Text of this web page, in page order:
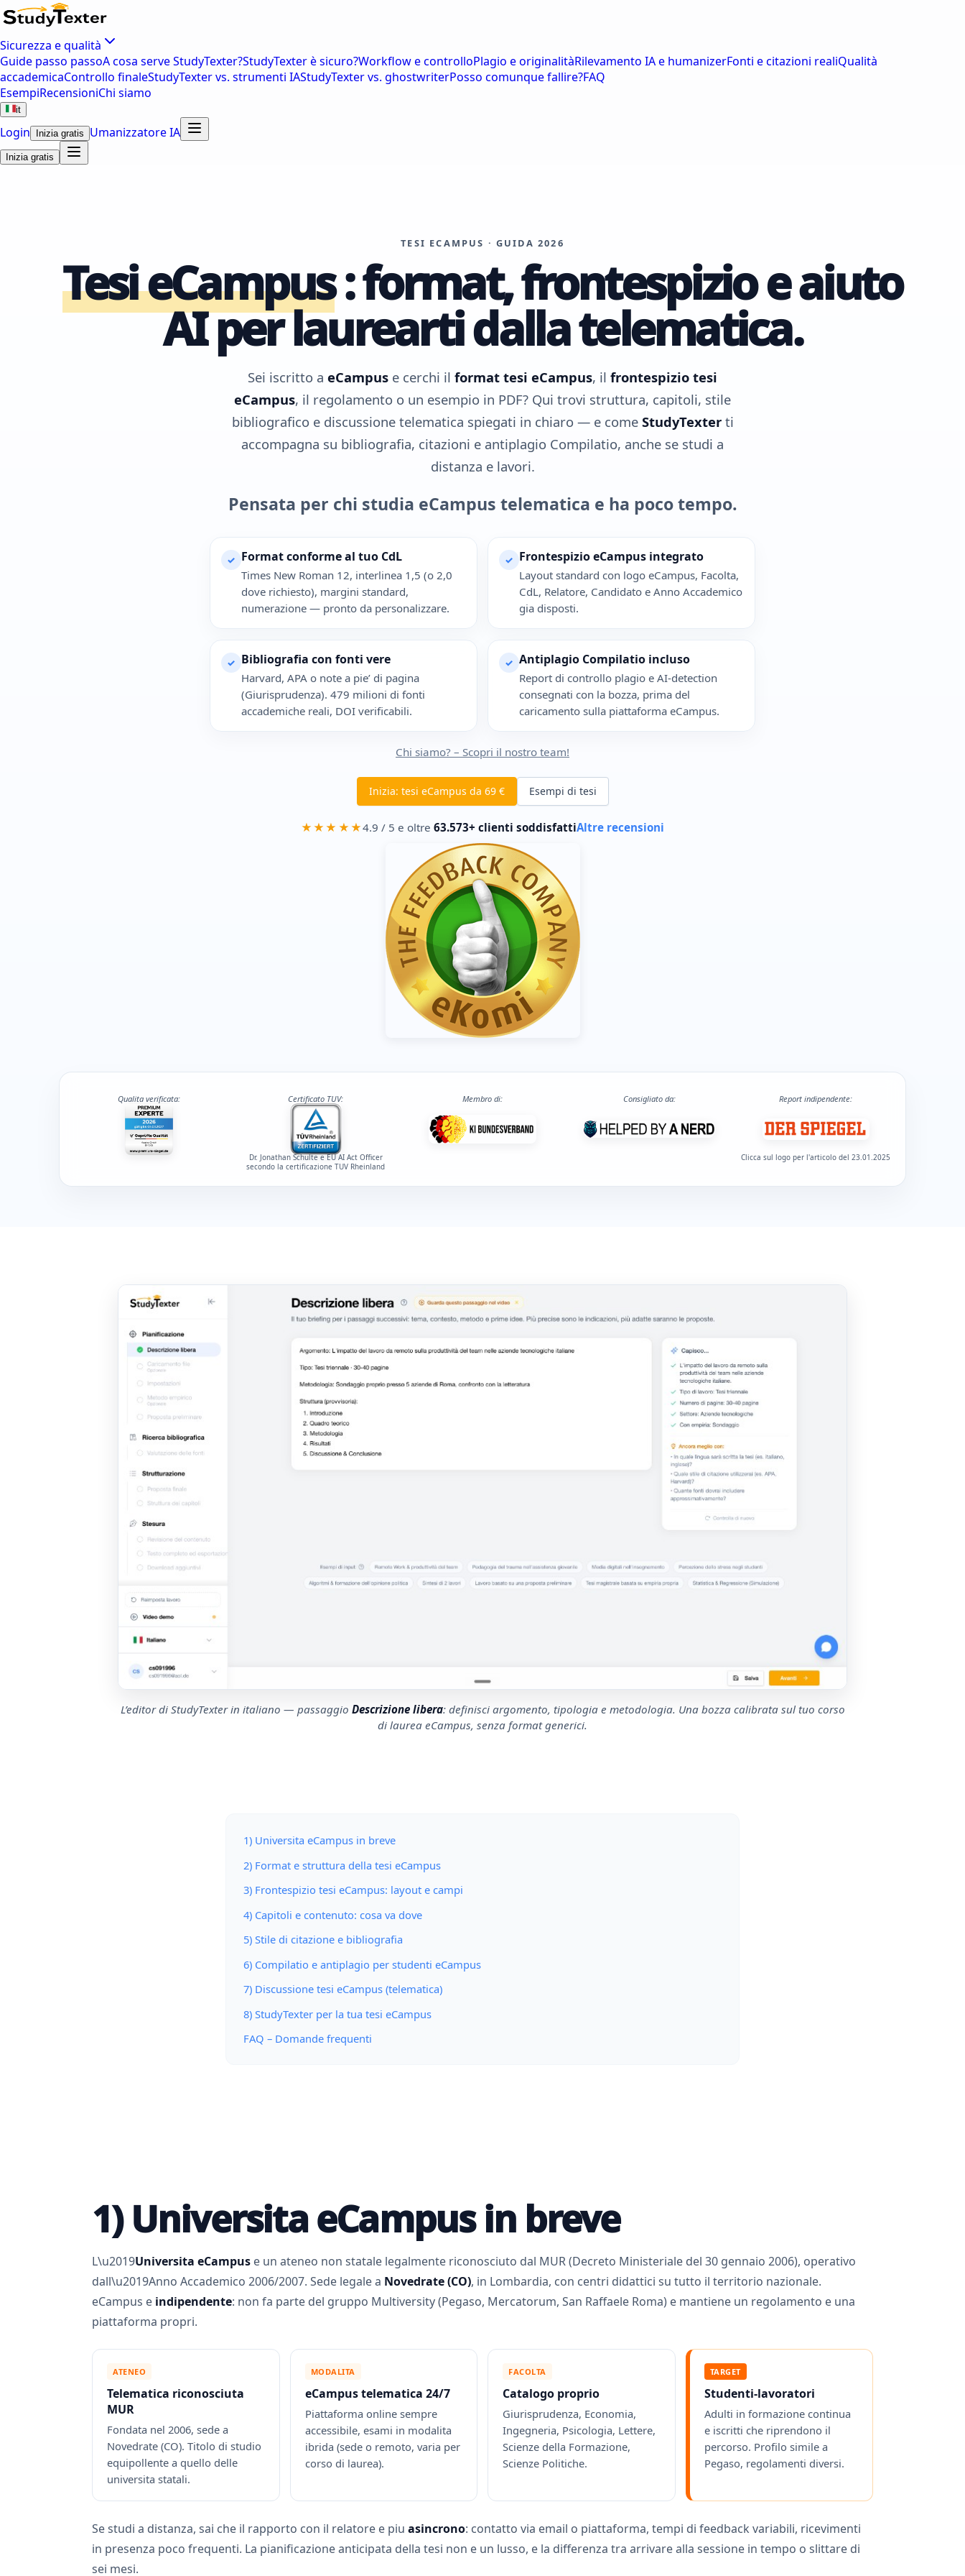
Sicurezza e qualità
Guide passo passoA cosa serve StudyTexter?StudyTexter è sicuro?Workflow e controlloPlagio e originalitàRilevamento IA e humanizerFonti e citazioni realiQualità
accademicaControllo finaleStudyTexter vs. strumenti IAStudyTexter vs. ghostwriterPosso comunque fallire?FAQ
EsempiRecensioniChi siamo
it
Login Inizia gratis Umanizzatore IA
Inizia gratis
TESI ECAMPUS · GUIDA 2026
Tesi eCampus: format, frontespizio e aiuto
AI per laurearti dalla telematica.
Sei iscritto a eCampus e cerchi il format tesi eCampus, il frontespizio tesi
eCampus, il regolamento o un esempio in PDF? Qui trovi struttura, capitoli, stile
bibliografico e discussione telematica spiegati in chiaro — e come StudyTexterti
accompagna su bibliografia, citazioni e antiplagio Compilatio, anche se studi a
distanza e lavori.
Pensata per chi studia eCampus telematica e ha poco tempo.
✓ Format conforme al tuo CdL
Times New Roman 12, interlinea 1,5 (o 2,0
dove richiesto), margini standard,
numerazione — pronto da personalizzare.
✓ Frontespizio eCampus integrato
Layout standard con logo eCampus, Facolta,
CdL, Relatore, Candidato e Anno Accademico
gia disposti.
✓ Bibliografia con fonti vere
Harvard, APA o note a pie’ di pagina
(Giurisprudenza). 479 milioni di fonti
accademiche reali, DOI verificabili.
✓ Antiplagio Compilatio incluso
Report di controllo plagio e AI-detection
consegnati con la bozza, prima del
caricamento sulla piattaforma eCampus.
Chi siamo? – Scopri il nostro team!
Inizia: tesi eCampus da 69 € Esempi di tesi
★★★★★4.9 / 5 e oltre63.573+ clienti soddisfattiAltre recensioni
Qualita verificata: Certificato TUV:
Dr. Jonathan Schulte e EU AI Act Officer
secondo la certificazione TUV Rheinland
Membro di: Consigliato da: Report indipendente:
Clicca sul logo per l'articolo del 23.01.2025
L’editor di StudyTexter in italiano — passaggio Descrizione libera: definisci argomento, tipologia e metodologia. Una bozza calibrata sul tuo corso
di laurea eCampus, senza format generici.
1) Universita eCampus in breve
2) Format e struttura della tesi eCampus
3) Frontespizio tesi eCampus: layout e campi
4) Capitoli e contenuto: cosa va dove
5) Stile di citazione e bibliografia
6) Compilatio e antiplagio per studenti eCampus
7) Discussione tesi eCampus (telematica)
8) StudyTexter per la tua tesi eCampus
FAQ – Domande frequenti
1) Universita eCampus in breve
L\u2019Universita eCampus e un ateneo non statale legalmente riconosciuto dal MUR (Decreto Ministeriale del 30 gennaio 2006), operativo
dall\u2019Anno Accademico 2006/2007. Sede legale a Novedrate (CO), in Lombardia, con centri didattici su tutto il territorio nazionale.
eCampus e indipendente: non fa parte del gruppo Multiversity (Pegaso, Mercatorum, San Raffaele Roma) e mantiene un regolamento e una
piattaforma propri.
ATENEO
Telematica riconosciuta
MUR
Fondata nel 2006, sede a
Novedrate (CO). Titolo di studio
equipollente a quello delle
universita statali.
MODALITA
eCampus telematica 24/7
Piattaforma online sempre
accessibile, esami in modalita
ibrida (sede o remoto, varia per
corso di laurea).
FACOLTA
Catalogo proprio
Giurisprudenza, Economia,
Ingegneria, Psicologia, Lettere,
Scienze della Formazione,
Scienze Politiche.
TARGET
Studenti-lavoratori
Adulti in formazione continua
e iscritti che riprendono il
percorso. Profilo simile a
Pegaso, regolamenti diversi.
Se studi a distanza, sai che il rapporto con il relatore e piu asincrono: contatto via email o piattaforma, tempi di feedback variabili, ricevimenti
in presenza poco frequenti. La pianificazione anticipata della tesi non e un lusso, e la differenza tra arrivare alla sessione in tempo o slittare di
sei mesi.